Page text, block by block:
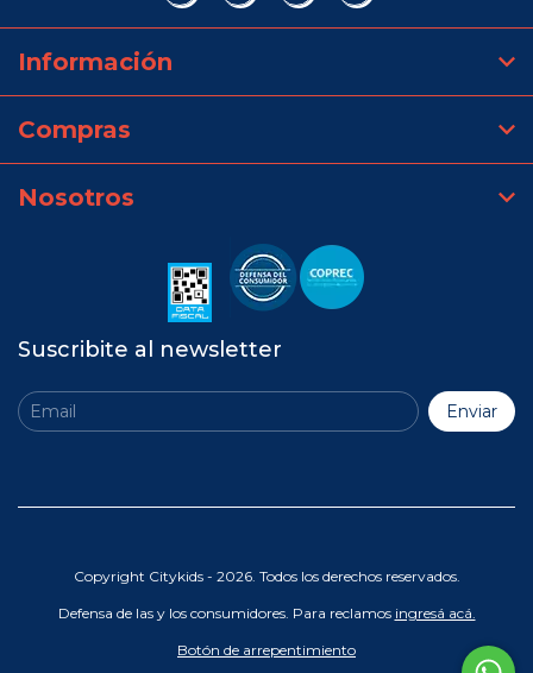
Información
Compras
Nosotros
Suscribite al newsletter
Copyright Citykids - 2026. Todos los derechos reservados.
Defensa de las y los consumidores. Para reclamos ingresá acá.
Botón de arrepentimiento